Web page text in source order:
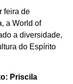
feira de
a World of
a diversidade,
do Espírito
Priscila